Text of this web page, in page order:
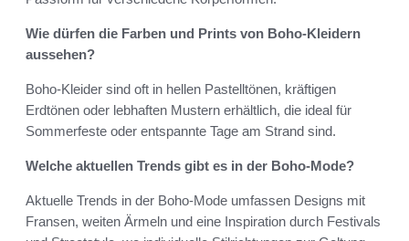
Wie dürfen die Farben und Prints von Boho-Kleidern
aussehen?
Boho-Kleider sind oft in hellen Pastelltönen, kräftigen
Erdtönen oder lebhaften Mustern erhältlich, die ideal für
Sommerfeste oder entspannte Tage am Strand sind.
Welche aktuellen Trends gibt es in der Boho-Mode?
Aktuelle Trends in der Boho-Mode umfassen Designs mit
Fransen, weiten Ärmeln und eine Inspiration durch Festivals